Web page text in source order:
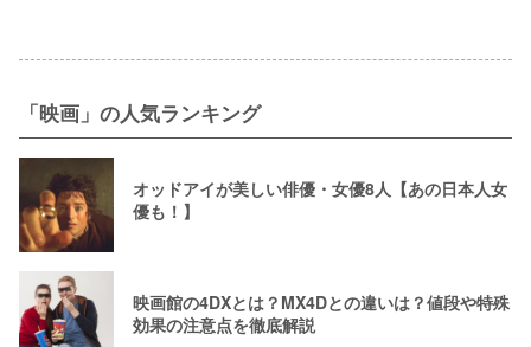
「映画」の人気ランキング
オッドアイが美しい俳優・女優8人【あの日本人女
優も！】
映画館の4DXとは？MX4Dとの違いは？値段や特殊
効果の注意点を徹底解説